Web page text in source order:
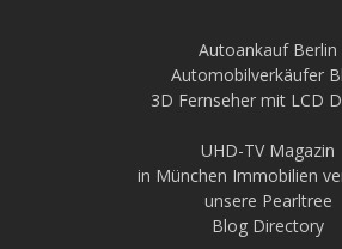
Autoankauf Berlin
Automobilverkäufer
3D Fernseher mit LCD
UHD-TV Magazin
in München Immobilien
unsere Pearltree
Blog Directory